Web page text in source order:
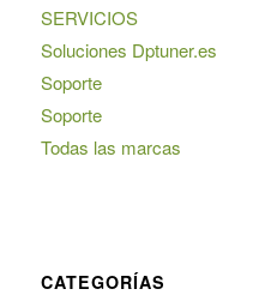
SERVICIOS
Soluciones Dptuner.es
Soporte
Soporte
Todas las marcas
CATEGORÍAS